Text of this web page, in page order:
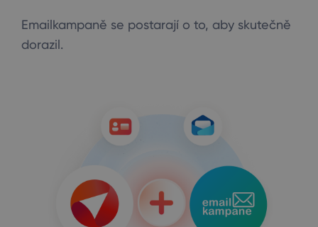
Emailkampaně se postarají o to, aby skutečně
dorazil.